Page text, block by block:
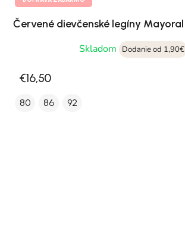
Červené dievčenské legíny
Skladom
Dodanie od 1,90€
€16,50
80 86 92